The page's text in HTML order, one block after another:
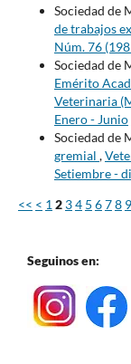
Sociedad de
de trabajos
Núm. 76
Sociedad de
Emérito
Veterinaria
Enero - Junio
Sociedad de
gremial ,
Setiembre -
<< < 1 2 34 5 678 9
Seguinos en: